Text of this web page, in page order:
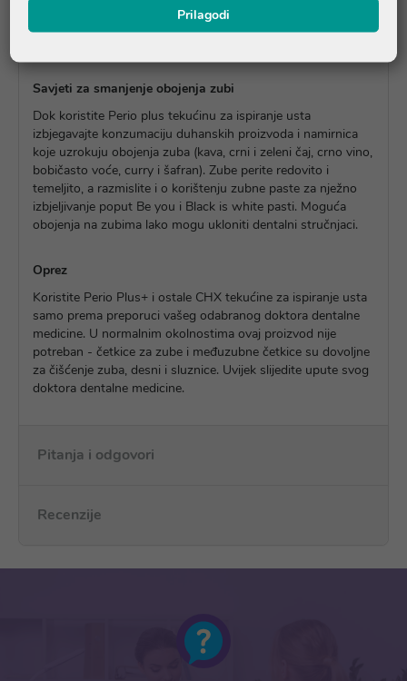
-u i aromi razvijenoj od strane stručnjaka
za aromu tvrtke Givaudan, Perio Plus+ ima ugodan okus.
Savjeti za smanjenje obojenja zubi
Dok koristite Perio plus tekućinu za ispiranje usta
izbjegavajte konzumaciju duhanskih proizvoda i namirnica
koje uzrokuju obojenja zuba (kava, crni i zeleni čaj, crno vino,
bobičasto voće, curry i šafran). Zube perite redovito i
temeljito, a razmislite i o korištenju zubne paste za nježno
izbjeljivanje poput Be you i Black is white pasti. Moguća
obojenja na zubima lako mogu ukloniti dentalni stručnjaci.
Oprez
Koristite Perio Plus+ i ostale CHX tekućine za ispiranje usta
samo prema preporuci vašeg odabranog doktora dentalne
medicine. U normalnim okolnostima ovaj proizvod nije
potreban - četkice za zube i međuzubne četkice su dovoljne
za čišćenje zuba, desni i sluznice. Uvijek slijedite upute svog
doktora dentalne medicine.
Pitanja i odgovori
Recenzije
Prilagodi